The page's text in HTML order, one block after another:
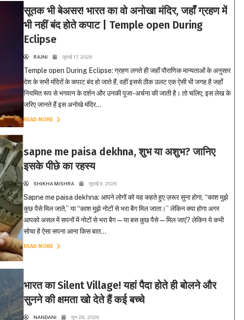
सूतक भी बेअसर! भारत का वो अनोखा मंदिर, जहाँ ग्रहण में
भी नहीं बंद होते कपाट | Temple open During
Eclipse
RAJNI जुलाई 17, 2026
Temple open During Eclipse: ग्रहण लगते ही जहाँ पौराणिक मान्यताओं के अनुसार
देश के सभी मंदिरों के कपाट बंद हो जाते हैं, वहीं इससे ठीक उलट एक ऐसी भी जगह है जहाँ
नियमित रूप से भगवान के दर्शन और उनकी पूजा-अर्चना की जाती है। तो चलिए, इस लेख के
जरिए जानते हैं इस अनोखे मंदिर...
READ MORE
sapne me paisa dekhna, शुभ या अशुभ? जानिए
इसके पीछे का रहस्य
SHIKHA MISHRA जुलाई 9, 2026
Sapne me paisa dekhna: आपने लोगों को यह कहते हुए ज़रूर सुना होगा, “काश मुझे
कुछ पैसे मिल जाते,” या “काश मुझे नोटों से भरा बैग मिल जाता।” लेकिन क्या होगा अगर
आपको असल में सपनों में नोटों से भरा बैग—या बस कुछ पैसे—मिल जाएं? लेकिन ये कभी
सोचा है ऐसा सपना आना किस बात...
READ MORE
भारत का Silent Village! यहां पैदा होते ही बोलने और
सुनने की क्षमता खो देते हैं कई बच्चे
NANDANI जून 28, 2026